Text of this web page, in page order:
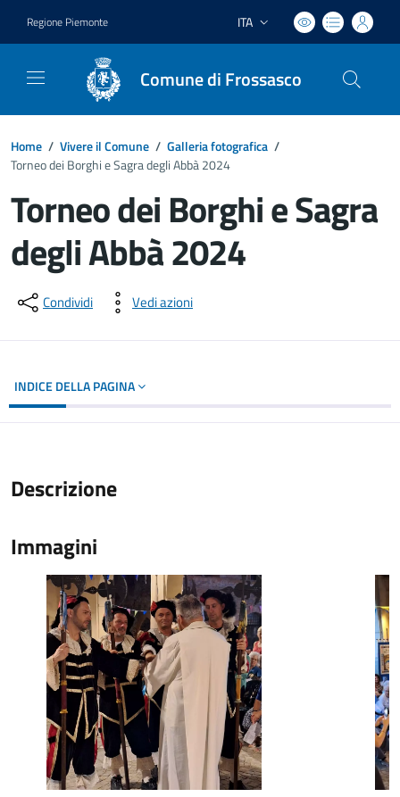
Regione Piemonte Lingua attiva:
ITA
Comune di Frossasco
Home / Vivere il Comune / Galleria fotografica /
Torneo dei Borghi e Sagra degli Abbà 2024
Torneo dei Borghi e Sagra
degli Abbà 2024
Dettagli del documento
Condividi Vedi azioni
INDICE DELLA PAGINA
Descrizione
Immagini